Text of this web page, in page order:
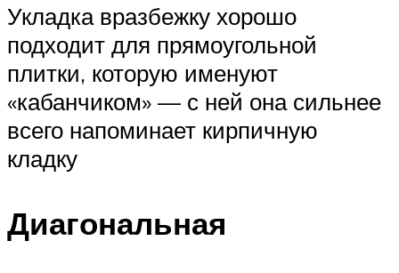
Укладка вразбежку хорошо
подходит для прямоугольной
плитки, которую именуют
«кабанчиком» — с ней она сильнее
всего напоминает кирпичную
кладку
Диагональная